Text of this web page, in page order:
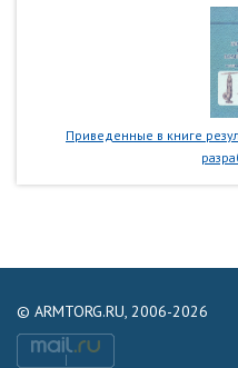
Приведенные в книге
© ARMTORG.RU, 2006-2026